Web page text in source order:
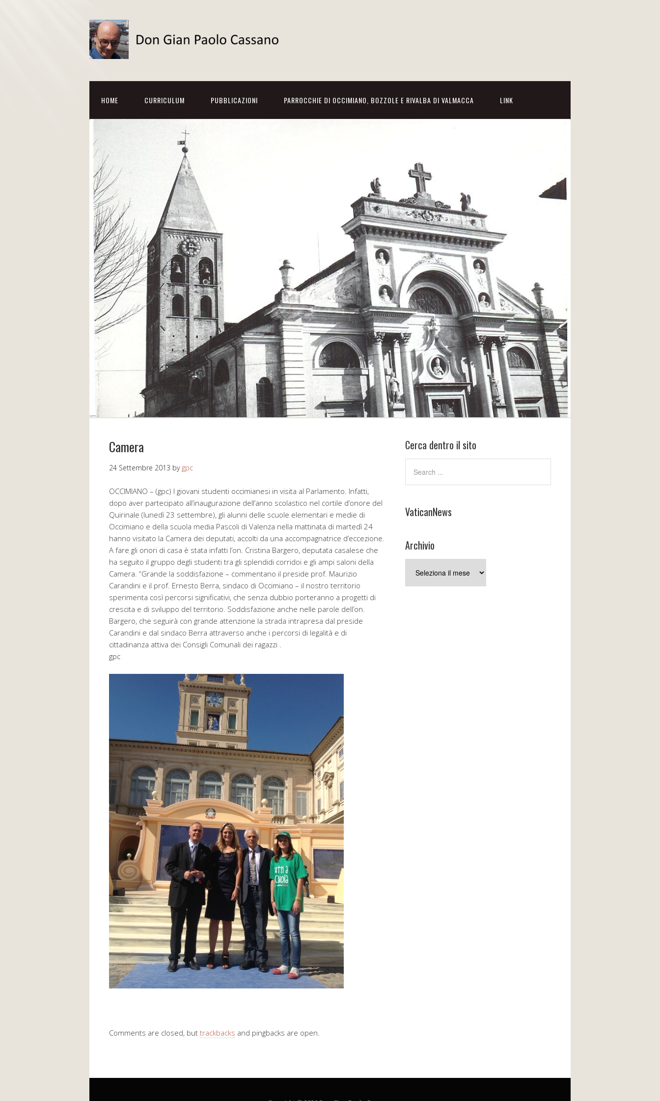
HOME CURRICULUM PUBBLICAZIONI PARROCCHIE DI OCCIMIANO, BOZZOLE E RIVALBA DI VALMACCA LINK
Camera
24 Settembre 2013 by gpc
OCCIMIANO – (gpc) I giovani studenti occimianesi in visita al Parlamento. Infatti,
dopo aver partecipato all’inaugurazione dell’anno scolastico nel cortile d’onore del
Quirinale (lunedì 23 settembre), gli alunni delle scuole elementari e medie di
Occimiano e della scuola media Pascoli di Valenza nella mattinata di martedì 24
hanno visitato la Camera dei deputati, accolti da una accompagnatrice d’eccezione.
A fare gli onori di casa è stata infatti l’on. Cristina Bargero, deputata casalese che
ha seguito il gruppo degli studenti tra gli splendidi corridoi e gli ampi saloni della
Camera. “Grande la soddisfazione – commentano il preside prof. Maurizio
Carandini e il prof. Ernesto Berra, sindaco di Occimiano – il nostro territorio
sperimenta così percorsi significativi, che senza dubbio porteranno a progetti di
crescita e di sviluppo del territorio. Soddisfazione anche nelle parole dell’on.
Bargero, che seguirà con grande attenzione la strada intrapresa dal preside
Carandini e dal sindaco Berra attraverso anche i percorsi di legalità e di
cittadinanza attiva dei Consigli Comunali dei ragazzi .
gpc
Comments are closed, but trackbacks and pingbacks are open.
Cerca dentro il sito
VaticanNews
Archivio